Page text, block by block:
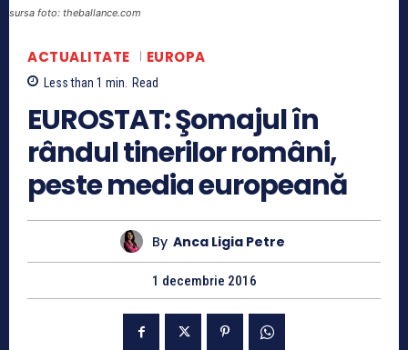
sursa foto: theballance.com
ACTUALITATE EUROPA
Less than 1 min. Read
EUROSTAT: Şomajul în
rândul tinerilor români,
peste media europeană
By Anca Ligia Petre
1 decembrie 2016